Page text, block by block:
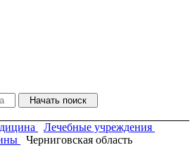
Лечебные учреждения
Черниговская область